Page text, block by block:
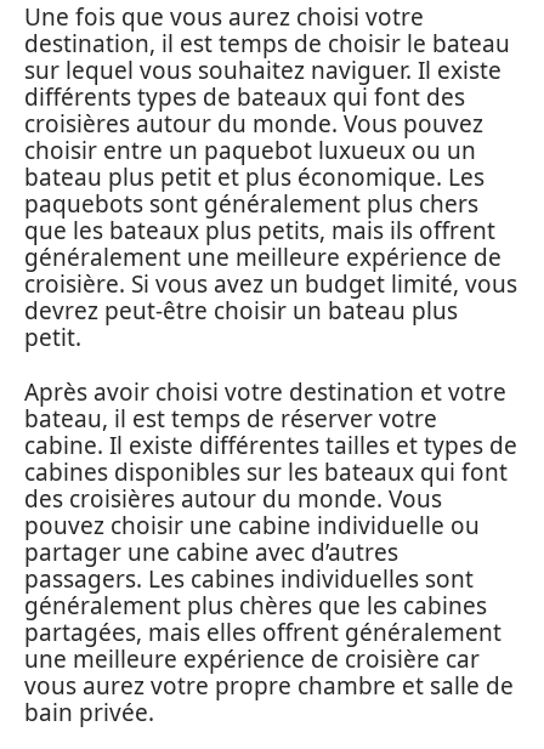
Une fois que vous aurez choisi votre
destination, il est temps de choisir le bateau
sur lequel vous souhaitez naviguer. Il existe
différents types de bateaux qui font des
croisières autour du monde. Vous pouvez
choisir entre un paquebot luxueux ou un
bateau plus petit et plus économique. Les
paquebots sont généralement plus chers
que les bateaux plus petits, mais ils offrent
généralement une meilleure expérience de
croisière. Si vous avez un budget limité, vous
devrez peut-être choisir un bateau plus
petit.
Après avoir choisi votre destination et votre
bateau, il est temps de réserver votre
cabine. Il existe différentes tailles et types de
cabines disponibles sur les bateaux qui font
des croisières autour du monde. Vous
pouvez choisir une cabine individuelle ou
partager une cabine avec d’autres
passagers. Les cabines individuelles sont
généralement plus chères que les cabines
partagées, mais elles offrent généralement
une meilleure expérience de croisière car
vous aurez votre propre chambre et salle de
bain privée.